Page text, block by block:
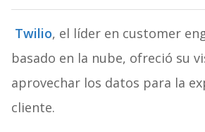
Twilio, el líder en customer
basado en la nube, ofreció su
aprovechar los datos para la
cliente.